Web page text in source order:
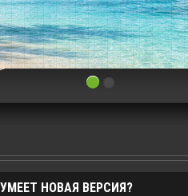
НОВАЯ ВЕРСИЯ?